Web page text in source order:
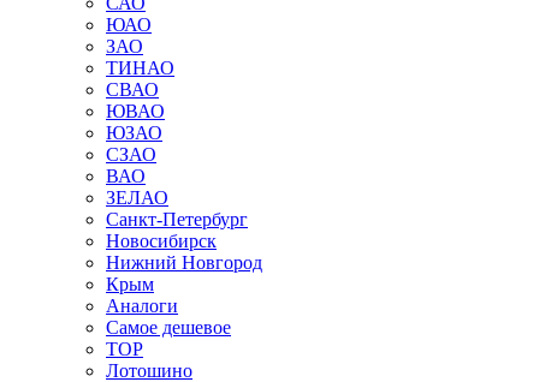
ЮАО
ЗАО
ТИНАО
СВАО
ЮВАО
ЮЗАО
СЗАО
ВАО
ЗЕЛАО
Санкт-Петербург
Новосибирск
Нижний Новгород
Крым
Аналоги
Самое дешевое
TOP
Лотошино